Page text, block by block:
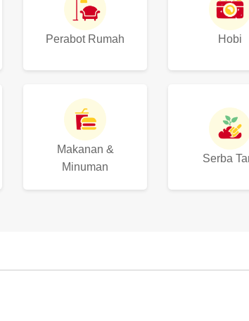
Perabot Rumah Hobi
Makanan &
Minuman
Serba